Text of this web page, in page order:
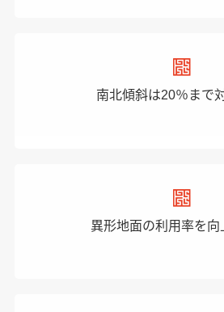
南北傾斜は20％まで
異形地面の利用率を向